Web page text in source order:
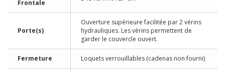
Frontale
Porte(s)
Ouverture supérieure facilitée par 2 vérins
hydrauliques. Les vérins permettent de
garder le couvercle ouvert.
Fermeture Loquets verrouillables (cadenas non fourni)